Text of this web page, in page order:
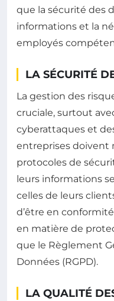
que la sécurité des
informations et la
employés
LA SÉCURITÉ
La gestion des
cruciale, surtout
cyberattaques et
entreprises doivent
protocoles de
leurs informations
celles de leurs
d’être en
en matière de
que le Règlement
Données (RGPD).
LA QUALITÉ